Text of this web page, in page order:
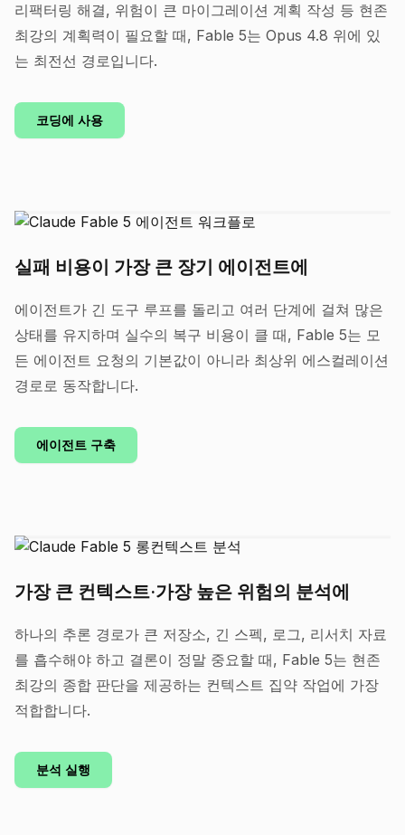
리팩터링 해결, 위험이 큰 마이그레이션 계획 작성 등 현존
최강의 계획력이 필요할 때, Fable 5는 Opus 4.8 위에 있
는 최전선 경로입니다.
코딩에 사용
실패 비용이 가장 큰 장기 에이전트에
에이전트가 긴 도구 루프를 돌리고 여러 단계에 걸쳐 많은
상태를 유지하며 실수의 복구 비용이 클 때, Fable 5는 모
든 에이전트 요청의 기본값이 아니라 최상위 에스컬레이션
경로로 동작합니다.
에이전트 구축
가장 큰 컨텍스트·가장 높은 위험의 분석에
하나의 추론 경로가 큰 저장소, 긴 스펙, 로그, 리서치 자료
를 흡수해야 하고 결론이 정말 중요할 때, Fable 5는 현존
최강의 종합 판단을 제공하는 컨텍스트 집약 작업에 가장
적합합니다.
분석 실행